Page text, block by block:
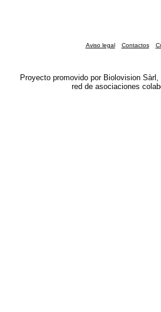
Aviso legal Contactos
Proyecto promovido por Biolovision
red de asociaciones